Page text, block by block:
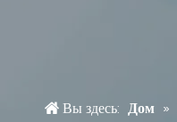
Вы здесь: Дом »